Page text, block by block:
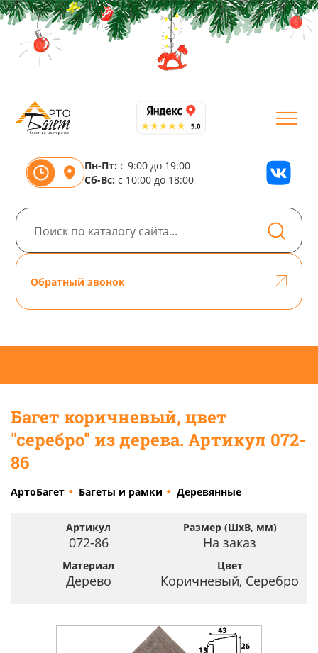
Пн-Пт: с 9:00 до 19:00
Сб-Вс: с 10:00 до 18:00
Обратный звонок
Багет коричневый, цвет
"серебро" из дерева. Артикул 072-
86
АртоБагет Багеты и рамки Деревянные
Артикул
072-86
Размер (ШхВ, мм)
На заказ
Материал
Дерево
Цвет
Коричневый, Серебро